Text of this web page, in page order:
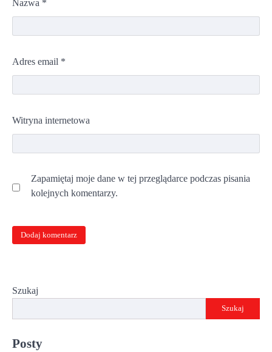
Nazwa *
Adres email *
Witryna internetowa
Zapamiętaj moje dane w tej przeglądarce podczas pisania
kolejnych komentarzy.
Szukaj
Szukaj
Posty